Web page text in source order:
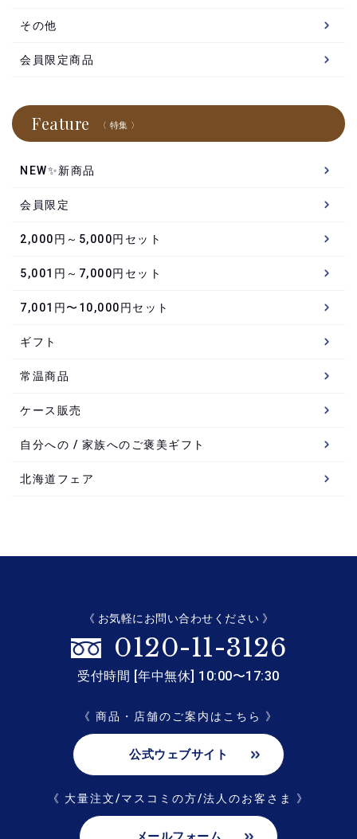
その他
会員限定商品
Feature 〈 特集 〉
NEW✨新商品
会員限定
2,000円～5,000円セット
5,001円～7,000円セット
7,001円〜10,000円セット
ギフト
常温商品
ケース販売
自分への / 家族へのご褒美ギフト
北海道フェア
《 お気軽にお問い合わせください 》
0120-11-3126
受付時間 [年中無休] 10:00〜17:30
《 商品・店舗のご案内はこちら 》
公式ウェブサイト
《 大量注文/マスコミの方/法人のお客さま 》